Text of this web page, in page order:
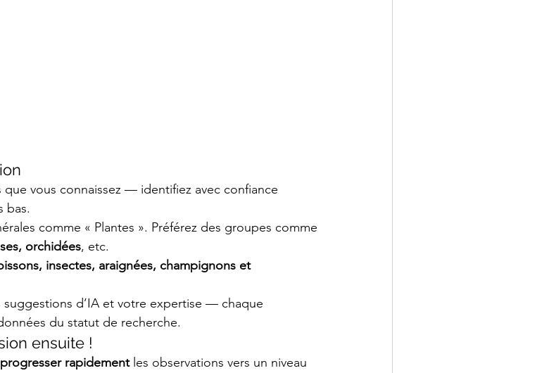
vous connaissez — identifiez avec confiance
bas.
comme « Plantes ». Préférez des groupes comme
orchidées, etc.
insectes, araignées, champignons et
suggestions d’IA et votre expertise — chaque
du statut de recherche.
ensuite !
rapidement les observations vers un niveau